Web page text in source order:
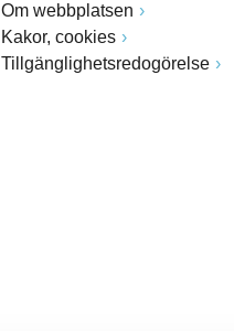
Om webbplatsen
Kakor, cookies
Tillgänglighetsredogörelse